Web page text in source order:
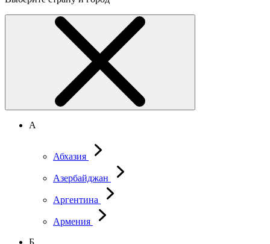
А
Абхазия
Азербайджан
Аргентина
Армения